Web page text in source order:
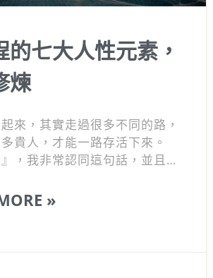
的七大人性元素，
煉
來，其實走過很多不同的路，
貴人，才能一路存活下來。
』，我非常認同這句話，並且我
…七大重點與大家分享，這是我
»